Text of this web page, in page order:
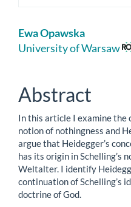
Main
Article
Ewa Opawska
University of Warsaw
Abstract
In this article I examine the
notion of nothingness and
argue that Heidegger’s
has its origin in Schelling’s
Weltalter. I identify
continuation of Schelling’s
doctrine of God.